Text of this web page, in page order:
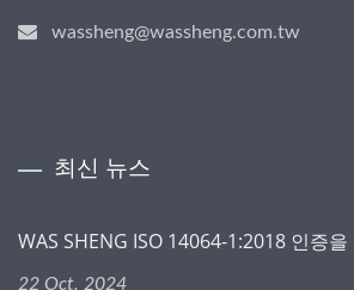
wassheng@wassheng.com.tw
최신 뉴스
WAS SHENG ISO 14064-1:2018 인증
22 Oct, 2024